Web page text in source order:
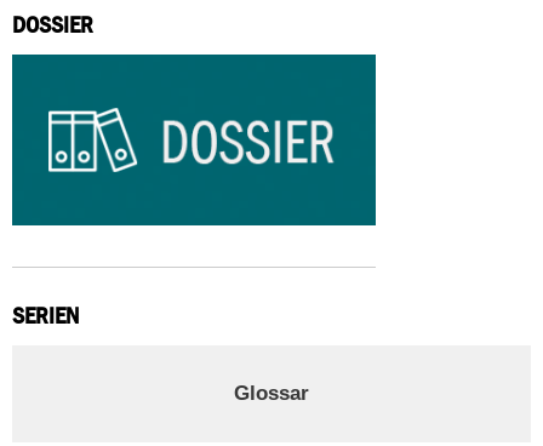
DOSSIER
SERIEN
Glossar